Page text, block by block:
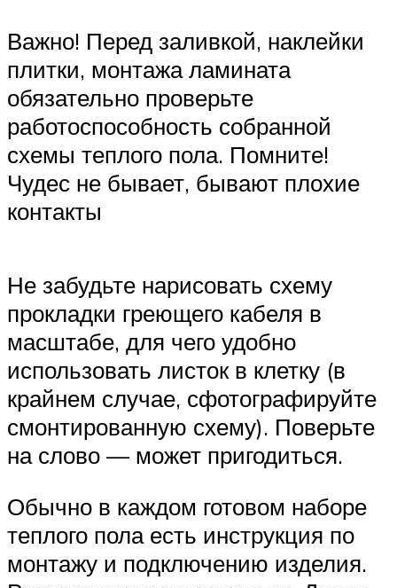
Важно! Перед заливкой, наклейки
плитки, монтажа ламината
обязательно проверьте
работоспособность собранной
схемы теплого пола. Помните!
Чудес не бывает, бывают плохие
контакты
Не забудьте нарисовать схему
прокладки греющего кабеля в
масштабе, для чего удобно
использовать листок в клетку (в
крайнем случае, сфотографируйте
смонтированную схему). Поверьте
на слово — может пригодиться.
Обычно в каждом готовом наборе
теплого пола есть инструкция по
монтажу и подключению изделия.